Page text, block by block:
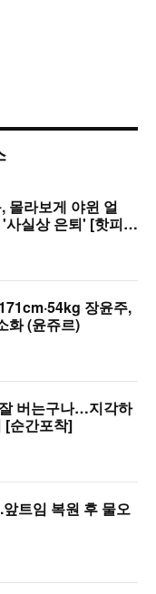
몰라보게 야윈 얼
실상 은퇴' [핫피
장윤주,
화 (윤쥬르)
버는구나…지각하
[순간포착]
트임 복원 후 물오